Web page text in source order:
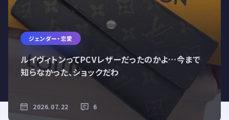
ジェンダー・恋愛
ルイヴィトンってPCVレザーだったのかよ…今まで
知らなかった、ショックだわ
2026.07.22 6